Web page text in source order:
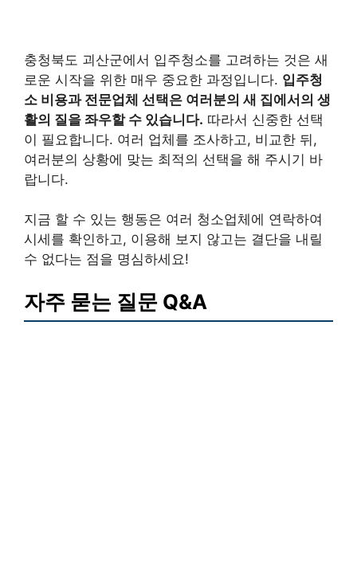
충청북도 괴산군에서 입주청소를 고려하는 것은 새
로운 시작을 위한 매우 중요한 과정입니다. 입주청
소 비용과 전문업체 선택은 여러분의 새 집에서의 생
활의 질을 좌우할 수 있습니다. 따라서 신중한 선택
이 필요합니다. 여러 업체를 조사하고, 비교한 뒤,
여러분의 상황에 맞는 최적의 선택을 해 주시기 바
랍니다.
지금 할 수 있는 행동은 여러 청소업체에 연락하여
시세를 확인하고, 이용해 보지 않고는 결단을 내릴
수 없다는 점을 명심하세요!
자주 묻는 질문 Q&A